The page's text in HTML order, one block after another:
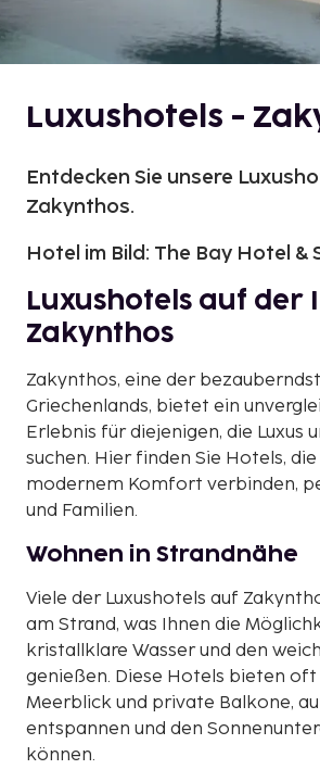
Luxushotels -
Entdecken Sie unsere
Zakynthos.
Hotel im Bild: The Bay Hotel &
Luxushotels auf der
Zakynthos
Zakynthos, eine der
Griechenlands, bietet ein
Erlebnis für diejenigen, die Luxus
suchen. Hier finden Sie Hotels,
modernem Komfort verbinden,
und Familien.
Wohnen in Strandnähe
Viele der Luxushotels auf
am Strand, was Ihnen die
kristallklare Wasser und den
genießen. Diese Hotels bieten
Meerblick und private Balkone,
entspannen und den
können.